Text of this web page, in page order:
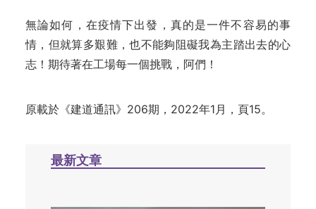
無論如何，在疫情下出發，真的是一件不容易的事
情，但就算多艱難，也不能夠阻礙我為主踏出去的心
志！期待著在工場每一個挑戰，阿們！
原載於《建道通訊》206期，2022年1月，頁15。
最新文章